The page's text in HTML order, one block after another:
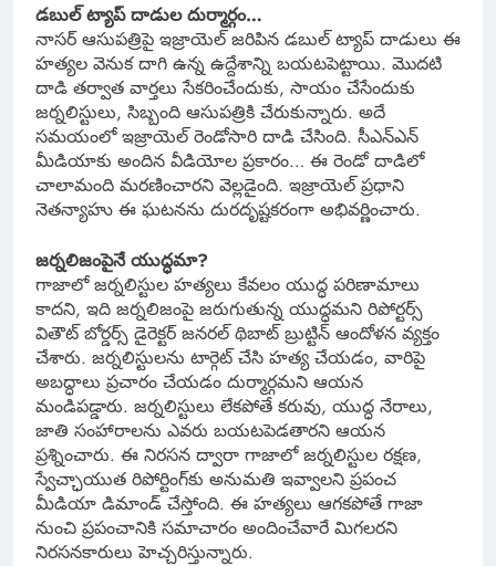
డబుల్ ట్యాప్ దాడుల దుర్మార్గం…
నాసర్ ఆసుపత్రిపై ఇజ్రాయెల్ జరిపిన డబుల్ ట్యాప్ దాడులు ఈ
హత్యల వెనుక దాగి ఉన్న ఉద్దేశాన్ని బయటపెట్టాయి. మొదటి
దాడి తర్వాత వార్తలు సేకరించేందుకు, సాయం చేసేందుకు
జర్నలిస్టులు, సిబ్బంది ఆసుపత్రికి చేరుకున్నారు. అదే
సమయంలో ఇజ్రాయెల్ రెండోసారి దాడి చేసింది. సీఎన్‌ఎన్
మీడియాకు అందిన వీడియోల ప్రకారం… ఈ రెండో దాడిలో
చాలామంది మరణించారని వెల్లడైంది. ఇజ్రాయెల్ ప్రధాని
నెతన్యాహు ఈ ఘటనను దురదృష్టకరంగా అభివర్ణించారు.
జర్నలిజంపైనే యుద్ధమా?
గాజాలో జర్నలిస్టుల హత్యలు కేవలం యుద్ధ పరిణామాలు
కాదని, ఇది జర్నలిజంపై జరుగుతున్న యుద్ధమని రిపోర్టర్స్
వితౌట్ బోర్డర్స్ డైరెక్టర్ జనరల్ థిబాట్ బ్రుట్టిన్ ఆందోళన వ్యక్తం
చేశారు. జర్నలిస్టులను టార్గెట్ చేసి హత్య చేయడం, వారిపై
అబద్ధాలు ప్రచారం చేయడం దుర్మార్గమని ఆయన
మండిపడ్డారు. జర్నలిస్టులు లేకపోతే కరువు, యుద్ధ నేరాలు,
జాతి సంహారాలను ఎవరు బయటపెడతారని ఆయన
ప్రశ్నించారు. ఈ నిరసన ద్వారా గాజాలో జర్నలిస్టుల రక్షణ,
స్వేచ్ఛాయుత రిపోర్టింగ్‌కు అనుమతి ఇవ్వాలని ప్రపంచ
మీడియా డిమాండ్ చేస్తోంది. ఈ హత్యలు ఆగకపోతే గాజా
నుంచి ప్రపంచానికి సమాచారం అందించేవారే మిగలరని
నిరసనకారులు హెచ్చరిస్తున్నారు.